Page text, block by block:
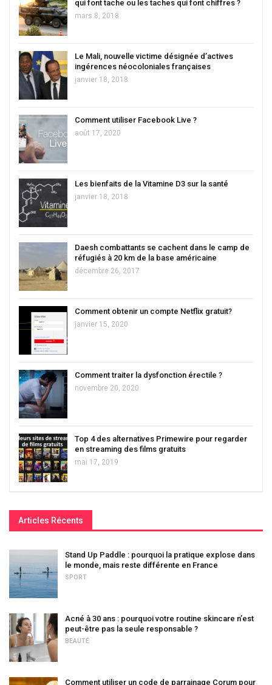
qui font tache ou les taches qui font chiffres ?
mars 8, 2018
Le Mali, nouvelle victime désignée d’actives
ingérences néocoloniales françaises
janvier 18, 2018
Comment utiliser Facebook Live ?
août 17, 2020
Les bienfaits de la Vitamine D3 sur la santé
janvier 18, 2018
Daesh combattants se cachent dans le camp de
réfugiés à 20 km de la base américaine
décembre 26, 2017
Comment obtenir un compte Netflix gratuit?
janvier 15, 2020
Comment traiter la dysfonction érectile ?
novembre 20, 2020
Top 4 des alternatives Primewire pour regarder
en streaming des films gratuits
mai 17, 2019
Articles Récents
Stand Up Paddle : pourquoi la pratique explose dans
le monde, mais reste différente en France
SPORT
Acné à 30 ans : pourquoi votre routine skincare n’est
peut-être pas la seule responsable ?
BEAUTÉ
Comment utiliser un code de parrainage Corum pour